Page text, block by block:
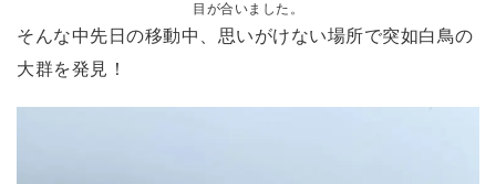
目が合いました。
そんな中先日の移動中、思いがけない場所で突如白鳥の
大群を発見！